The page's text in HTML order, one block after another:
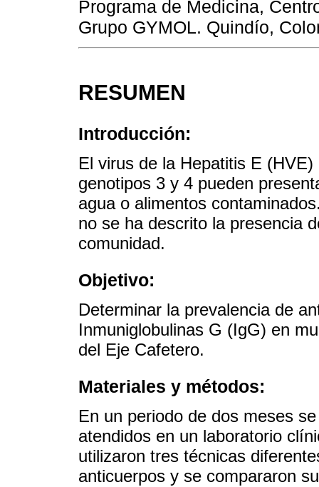
Programa de Medicina,
Grupo GYMOL. Quindío,
RESUMEN
Introducción:
El virus de la Hepatitis E
genotipos 3 y 4 pueden
agua o alimentos
no se ha descrito la presencia
comunidad.
Objetivo:
Determinar la prevalencia de
Inmuniglobulinas G (IgG) en
del Eje Cafetero.
Materiales y métodos:
En un periodo de dos meses
atendidos en un laboratorio
utilizaron tres técnicas
anticuerpos y se compararon